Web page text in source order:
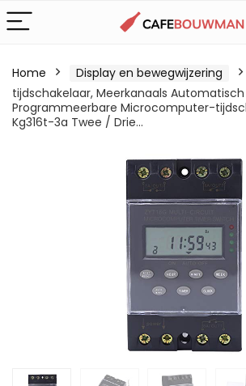
Home Display en bewegwijzering
tijdschakelaar, Meerkanaals Automatisch
Programmeerbare Microcomputer-
Kg316t-3a Twee / Drie…